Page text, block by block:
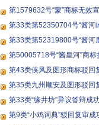
第1579632号“蒙”商标无效
第33类第52350704号“酱河
第33类第52319800号“酱河
第50005718号“酱皇河”商
第43类侠风及图形商标驳回
第35类九州顺安及图形驳回
第33类“缘井坊”异议答辩成
第9类“小鸡词典”驳回复审成